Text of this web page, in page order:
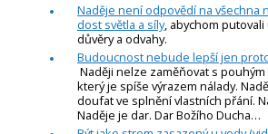
Naděje není odpovědí na všechna
dost světla a síly, abychom
důvěry a odvahy.
Budoucnost nebude lepší jen
Naději nelze zaměňovat s
který je spíše výrazem nálady.
doufat ve splnění vlastních přání.
Naděje je dar. Dar Božího Ducha…